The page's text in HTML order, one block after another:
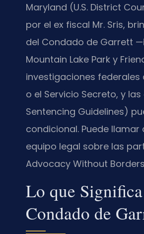
Maryland (U.S. District
por el ex fiscal Mr. Sris,
del Condado de Garrett
Mountain Lake Park y
investigaciones federales
o el Servicio Secreto, y
Sentencing Guidelines)
condicional. Puede llamar
equipo legal sobre las
Advocacy Without
Lo que
Condado de